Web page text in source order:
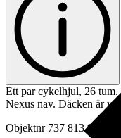
Ett par cykelhjul, 26 tum.
Nexus nav. Däcken är
Objektnr 737 813 943